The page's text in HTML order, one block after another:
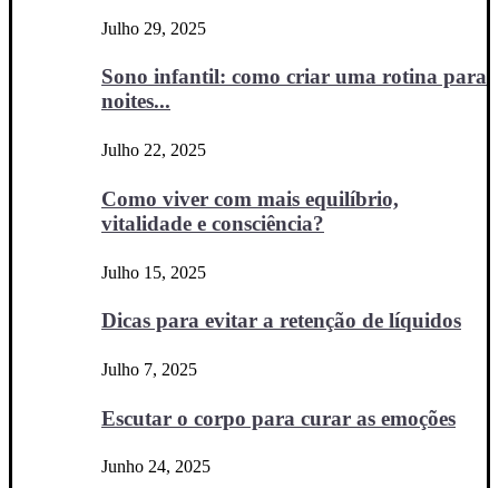
Julho 29, 2025
Sono infantil: como criar uma rotina para
noites...
Julho 22, 2025
Como viver com mais equilíbrio,
vitalidade e consciência?
Julho 15, 2025
Dicas para evitar a retenção de líquidos
Julho 7, 2025
Escutar o corpo para curar as emoções
Junho 24, 2025